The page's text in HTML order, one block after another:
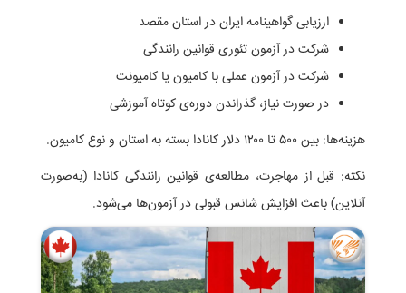
ارزیابی گواهینامه ایران در استان مقصد
شرکت در آزمون تئوری قوانین رانندگی
شرکت در آزمون عملی با کامیون یا کامیونت
در صورت نیاز، گذراندن دوره‌ی کوتاه آموزشی
هزینه‌ها: بین ۵۰۰ تا ۱۲۰۰ دلار کانادا بسته به استان و نوع کامیون.
نکته: قبل از مهاجرت، مطالعه‌ی قوانین رانندگی کانادا (به‌صورت
آنلاین) باعث افزایش شانس قبولی در آزمون‌ها می‌شود.